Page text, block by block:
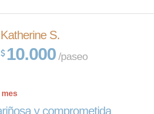
Katherine S.
10.000 /paseo
y comprometida